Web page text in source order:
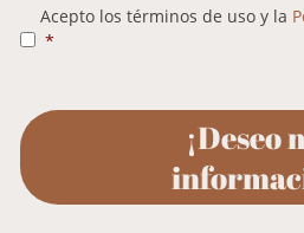
Consent *
Acepto los términos de uso y la
*
¡Deseo